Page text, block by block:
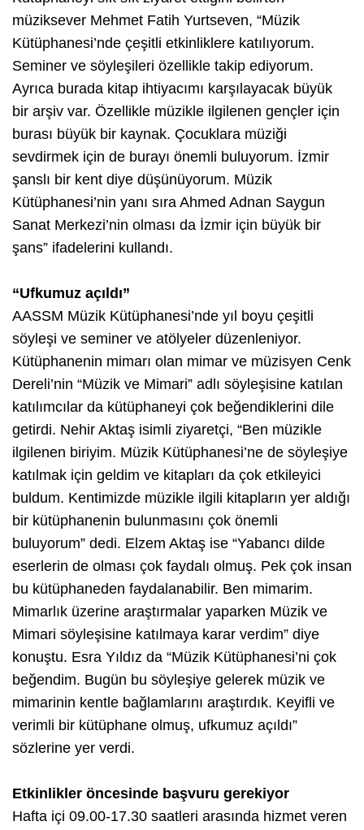
müziksever Mehmet Fatih Yurtseven, “Müzik
Kütüphanesi’nde çeşitli etkinliklere katılıyorum.
Seminer ve söyleşileri özellikle takip ediyorum.
Ayrıca burada kitap ihtiyacımı karşılayacak büyük
bir arşiv var. Özellikle müzikle ilgilenen gençler için
burası büyük bir kaynak. Çocuklara müziği
sevdirmek için de burayı önemli buluyorum. İzmir
şanslı bir kent diye düşünüyorum. Müzik
Kütüphanesi’nin yanı sıra Ahmed Adnan Saygun
Sanat Merkezi’nin olması da İzmir için büyük bir
şans” ifadelerini kullandı.
“Ufkumuz açıldı”
AASSM Müzik Kütüphanesi’nde yıl boyu çeşitli
söyleşi ve seminer ve atölyeler düzenleniyor.
Kütüphanenin mimarı olan mimar ve müzisyen Cenk
Dereli’nin “Müzik ve Mimari” adlı söyleşisine katılan
katılımcılar da kütüphaneyi çok beğendiklerini dile
getirdi. Nehir Aktaş isimli ziyaretçi, “Ben müzikle
ilgilenen biriyim. Müzik Kütüphanesi’ne de söyleşiye
katılmak için geldim ve kitapları da çok etkileyici
buldum. Kentimizde müzikle ilgili kitapların yer aldığı
bir kütüphanenin bulunmasını çok önemli
buluyorum” dedi. Elzem Aktaş ise “Yabancı dilde
eserlerin de olması çok faydalı olmuş. Pek çok insan
bu kütüphaneden faydalanabilir. Ben mimarim.
Mimarlık üzerine araştırmalar yaparken Müzik ve
Mimari söyleşisine katılmaya karar verdim” diye
konuştu. Esra Yıldız da “Müzik Kütüphanesi’ni çok
beğendim. Bugün bu söyleşiye gelerek müzik ve
mimarinin kentle bağlamlarını araştırdık. Keyifli ve
verimli bir kütüphane olmuş, ufkumuz açıldı”
sözlerine yer verdi.
Etkinlikler öncesinde başvuru gerekiyor
Hafta içi 09.00-17.30 saatleri arasında hizmet veren